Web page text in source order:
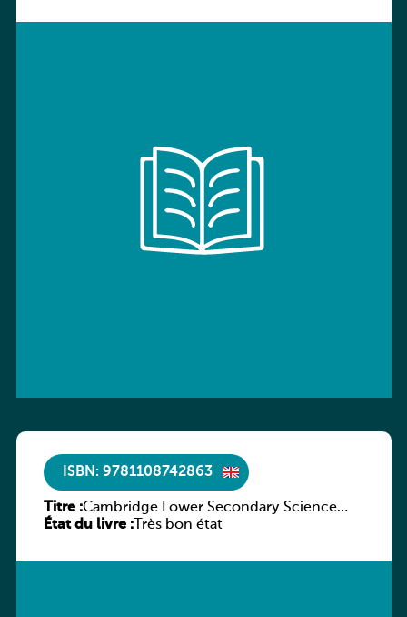
ISBN: 9781108742863
Titre :Cambridge Lower Secondary Science
Learner’s Book with Digital Access Stage
État du livre :Très bon état